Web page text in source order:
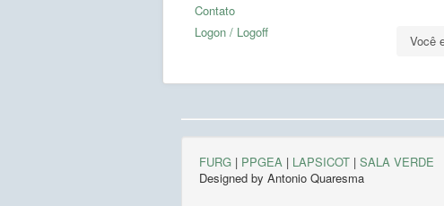
Contato
Logon / Logoff
Você
FURG | PPGEA | LAPSICOT | SALA VERDE
Designed by Antonio Quaresma